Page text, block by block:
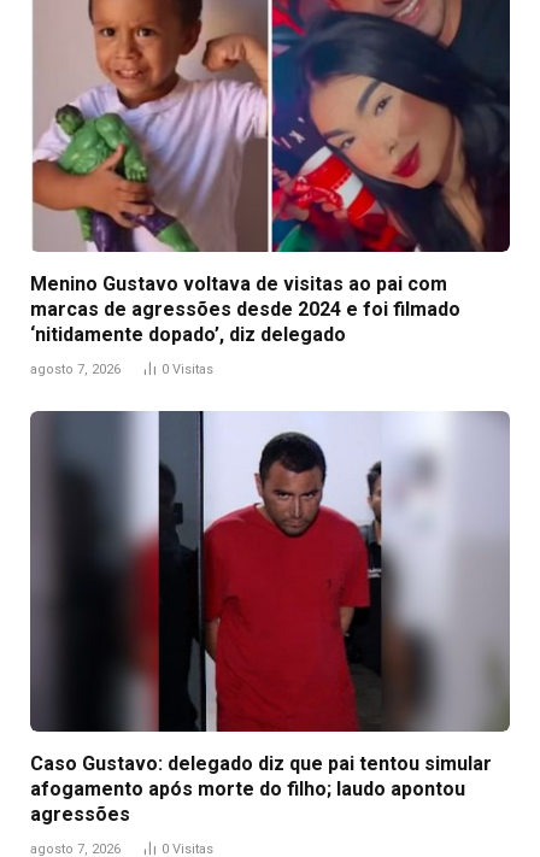
Menino Gustavo voltava de visitas ao pai com
marcas de agressões desde 2024 e foi filmado
‘nitidamente dopado’, diz delegado
agosto 7, 2026 0 Visitas
Caso Gustavo: delegado diz que pai tentou simular
afogamento após morte do filho; laudo apontou
agressões
agosto 7, 2026 0 Visitas